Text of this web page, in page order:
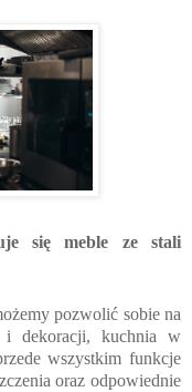
się meble ze stali
pozwolić sobie na
i dekoracji, kuchnia w
wszystkim funkcje
oraz odpowiednie